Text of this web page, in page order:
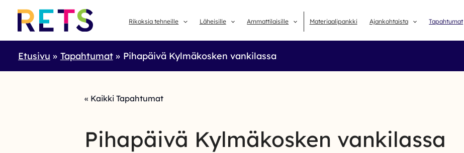
Skip
content
Rikoksia tehneille Läheisille Ammattilaisille Materiaalipankki Ajankohtaista Tapahtumat
Etusivu Tapahtumat Pihapäivä Kylmäkosken vankilassa
« Kaikki Tapahtumat
Pihapäivä Kylmäkosken vankilassa